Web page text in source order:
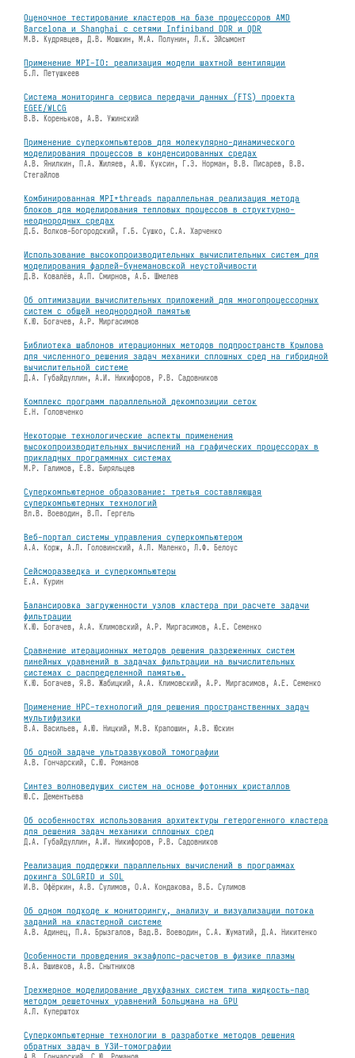
Оценочное тестирование кластеров на базе процессоров AMD
Barcelona и Shanghai с сетями Infiniband DDR и QDR
М.В. Кудрявцев, Д.В. Мошкин, М.А. Полунин, Л.К. Эйсымонт
Применение MPI-IO: реализация модели шахтной вентиляции
Б.Л. Петушкеев
Система мониторинга сервиса передачи данных (FTS) проекта
EGEE/WLCG
В.В. Кореньков, А.В. Ужинский
Применение суперкомпьютеров для молекулярно-динамического
моделирования процессов в конденсированных средах
А.В. Янилкин, П.А. Жиляев, А.Ю. Куксин, Г.Э. Норман, В.В. Писарев, В.В.
Стегайлов
Комбинированная MPI+threads параллельная реализация метода
блоков для моделирования тепловых процессов в структурно-
неоднородных средах
Д.Б. Волков-Богородский, Г.Б. Сушко, С.А. Харченко
Использование высокопроизводительных вычислительных систем для
моделирования фарлей-бунемановской неустойчивости
Д.В. Ковалёв, А.П. Смирнов, А.Б. Шмелев
Об оптимизации вычислительных приложений для многопроцессорных
систем с общей неоднородной памятью
К.Ю. Богачев, А.Р. Миргасимов
Библиотека шаблонов итерационных методов подпространств Крылова
для численного решения задач механики сплошных сред на гибридной
вычислительной системе
Д.А. Губайдуллин, А.И. Никифоров, Р.В. Садовников
Комплекс программ параллельной декомпозиции сеток
Е.Н. Головченко
Некоторые технологические аспекты применения
высокопроизводительных вычислений на графических процессорах в
прикладных программных системах
М.Р. Галимов, Е.В. Биряльцев
Суперкомпьютерное образование: третья составляющая
суперкомпьютерных технологий
Вл.В. Воеводин, В.П. Гергель
Веб-портал системы управления суперкомпьютером
А.А. Корж, А.Л. Головинский, А.Л. Маленко, Л.Ф. Белоус
Сейсморазведка и суперкомпьютеры
Е.А. Курин
Балансировка загруженности узлов кластера при расчете задачи
фильтрации
К.Ю. Богачев, А.А. Климовский, А.Р. Миргасимов, А.Е. Семенко
Сравнение итерационных методов решения разреженных систем
линейных уравнений в задачах фильтрации на вычислительных
системах с распределенной памятью.
К.Ю. Богачев, Я.В. Жабицкий, А.А. Климовский, А.Р. Миргасимов, А.Е. Семенко
Применение HPC-технологий для решения пространственных задач
мультифизики
В.А. Васильев, А.Ю. Ницкий, М.В. Крапошин, А.В. Юскин
Об одной задаче ультразвуковой томографии
А.В. Гончарский, С.Ю. Романов
Синтез волноведущих систем на основе фотонных кристаллов
Ю.С. Дементьева
Об особенностях использования архитектуры гетерогенного кластера
для решения задач механики сплошных сред
Д.А. Губайдуллин, А.И. Никифоров, Р.В. Садовников
Реализация поддержки параллельных вычислений в программах
докинга SOLGRID и SOL
И.В. Офёркин, А.В. Сулимов, О.А. Кондакова, В.Б. Сулимов
Об одном подходе к мониторингу, анализу и визуализации потока
заданий на кластерной системе
А.В. Адинец, П.А. Брызгалов, Вад.В. Воеводин, С.А. Жуматий, Д.А. Никитенко
Особенности проведения экзафлопс-расчетов в физике плазмы
В.А. Вшивков, А.В. Снытников
Трехмерное моделирование двухфазных систем типа жидкость-пар
методом решеточных уравнений Больцмана на GPU
А.Л. Куперштох
Суперкомпьютерные технологии в разработке методов решения
обратных задач в УЗИ-томографии